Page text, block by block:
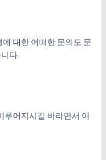
대한 어떠한 문의도 문
다.
루어지시길 바라면서 이